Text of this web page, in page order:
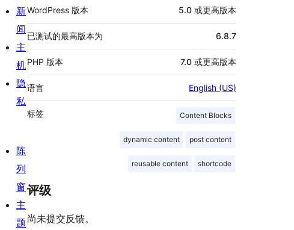
WordPress 版本 5.0 或更高版本
已测试的最高版本为 6.8.7
PHP 版本 7.0 或更高版本
语言 English (US)
标签 Content Blocks
dynamic content post content
reusable content shortcode
评级
尚未提交反馈。
新
闻
主
机
隐
私
陈
列
窗
主
题